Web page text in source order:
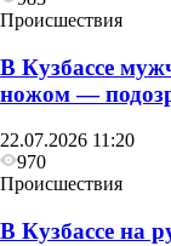
Происшествия
В Кузбассе
ножом —
22.07.2026 11:20
970
Происшествия
В Кузбассе на